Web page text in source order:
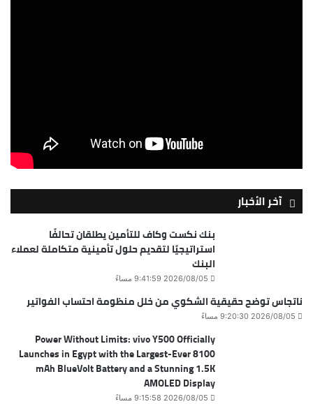
آخر الأخبار
بنك نكست وكاف للتأمين يطلقان تحالفًا
استراتيجيًا لتقديم حلول تأمينية متكاملة لعملاء
البنك
2026/08/05 9:41:59 مساءً
ناتجاس توضح حقيقية الشكوي من خلل منظومة احتساب الفواتير
2026/08/05 9:20:30 مساءً
Power Without Limits: vivo Y500 Officially
Launches in Egypt with the Largest-Ever 8100
mAh BlueVolt Battery and a Stunning 1.5K
AMOLED Display
2026/08/05 9:15:58 مساءً